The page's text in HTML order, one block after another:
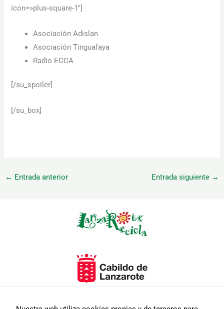
icon=»plus-square-1″]
Asociación Adislan
Asociación Tinguafaya
Radio ECCA
[/su_spoiler]
[/su_box]
← Entrada anterior Entrada siguiente →